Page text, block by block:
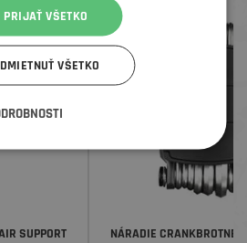
SUPPORT
ZĽAVA
NÁRADIE
PRIJAŤ VŠETKO
VŠETKO